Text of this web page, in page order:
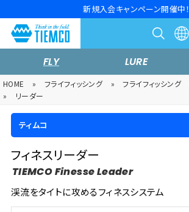
新規入会キャンペーン開催中！
FLY LURE
HOME » フライフィッシング » フライフィッシング
»
リーダー
ティムコ
フィネスリーダー
TIEMCO Finesse Leader
渓流をタイトに攻めるフィネスシステム